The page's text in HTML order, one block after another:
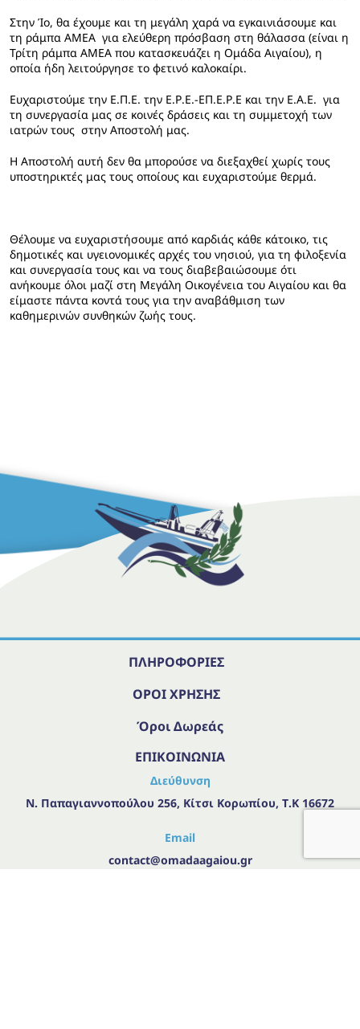
Στην Ίο, θα έχουμε και τη μεγάλη χαρά να εγκαινιάσουμε και
τη ράμπα ΑΜΕΑ για ελεύθερη πρόσβαση στη θάλασσα (είναι η
Τρίτη ράμπα ΑΜΕΑ που κατασκευάζει η Ομάδα Αιγαίου), η
οποία ήδη λειτούργησε το φετινό καλοκαίρι.
Ευχαριστούμε την Ε.Π.Ε. την Ε.Ρ.Ε.-ΕΠ.Ε.Ρ.Ε και την Ε.Α.Ε. για
τη συνεργασία μας σε κοινές δράσεις και τη συμμετοχή των
ιατρών τους στην Αποστολή μας.
Η Αποστολή αυτή δεν θα μπορούσε να διεξαχθεί χωρίς τους
υποστηρικτές μας τους οποίους και ευχαριστούμε θερμά.
Θέλουμε να ευχαριστήσουμε από καρδιάς κάθε κάτοικο, τις
δημοτικές και υγειονομικές αρχές του νησιού, για τη φιλοξενία
και συνεργασία τους και να τους διαβεβαιώσουμε ότι
ανήκουμε όλοι μαζί στη Μεγάλη Οικογένεια του Αιγαίου και θα
είμαστε πάντα κοντά τους για την αναβάθμιση των
καθημερινών συνθηκών ζωής τους.
ΠΛΗΡΟΦΟΡΙΕΣ
ΟΡΟΙ ΧΡΗΣΗΣ
Όροι Δωρεάς
ΕΠΙΚΟΙΝΩΝΙΑ
Διεύθυνση
Ν. Παπαγιαννοπούλου 256, Κίτσι Κορωπίου, Τ.Κ 16672
Email
contact@omadaagaiou.gr